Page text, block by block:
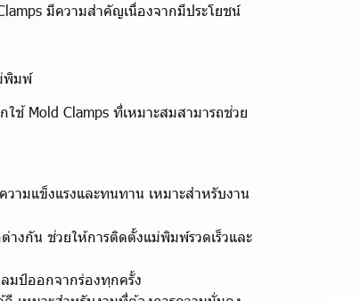
มีความสำคัญเนื่องจากมีประโยชน์
พิมพ์
ช้ Mold Clamps ที่เหมาะสมสามารถช่วย
มแข็งแรงและทนทาน เหมาะสำหรับงาน
งกัน ช่วยให้การติดตั้งแม่พิมพ์รวดเร็วและ
มป์ออกจากร่องทุกครั้ง